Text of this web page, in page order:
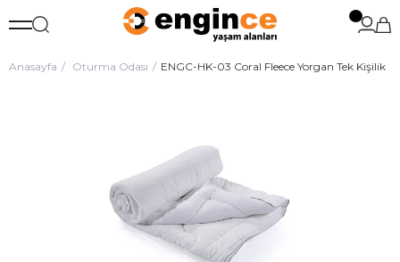
Anasayfa Oturma Odası ENGC-HK-03 Coral Fleece Yorgan Tek Kişilik